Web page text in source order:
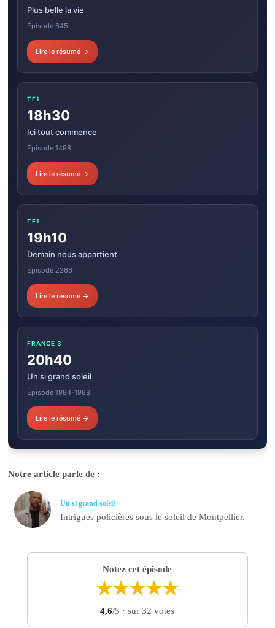
Plus belle la vie
Épisode 645
Lire le résumé →
TF1
18h30
Ici tout commence
Épisode 1498
Lire le résumé →
TF1
19h10
Demain nous appartient
Épisode 2266
Lire le résumé →
FRANCE 3
20h40
Un si grand soleil
Épisode 1984-1988
Lire le résumé →
Notre article parle de :
Un si grand soleil
Intrigues policières sous le soleil de Montpellier.
Notez cet épisode
★★★★★
4,6/5 · sur 32 votes